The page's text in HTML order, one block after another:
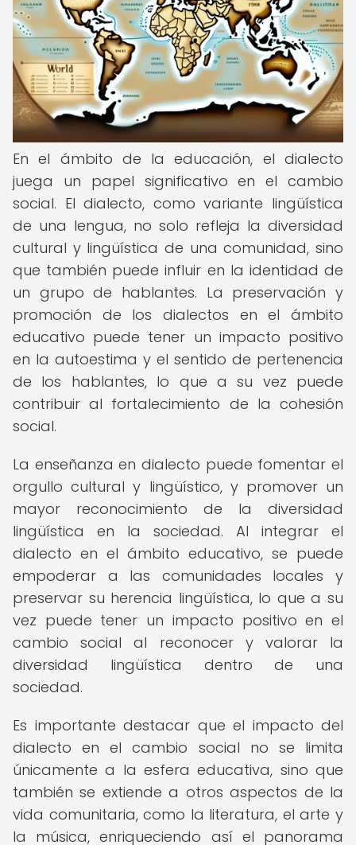
En el ámbito de la educación, el dialecto
juega un papel significativo en el cambio
social. El dialecto, como variante lingüística
de una lengua, no solo refleja la diversidad
cultural y lingüística de una comunidad, sino
que también puede influir en la identidad de
un grupo de hablantes. La preservación y
promoción de los dialectos en el ámbito
educativo puede tener un impacto positivo
en la autoestima y el sentido de pertenencia
de los hablantes, lo que a su vez puede
contribuir al fortalecimiento de la cohesión
social.
La enseñanza en dialecto puede fomentar el
orgullo cultural y lingüístico, y promover un
mayor reconocimiento de la diversidad
lingüística en la sociedad. Al integrar el
dialecto en el ámbito educativo, se puede
empoderar a las comunidades locales y
preservar su herencia lingüística, lo que a su
vez puede tener un impacto positivo en el
cambio social al reconocer y valorar la
diversidad lingüística dentro de una
sociedad.
Es importante destacar que el impacto del
dialecto en el cambio social no se limita
únicamente a la esfera educativa, sino que
también se extiende a otros aspectos de la
vida comunitaria, como la literatura, el arte y
la música, enriqueciendo así el panorama